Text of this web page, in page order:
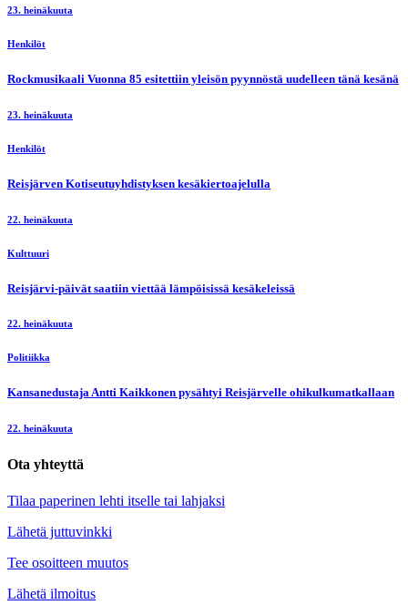
23. heinäkuuta
Henkilöt
Rockmusikaali Vuonna 85 esitettiin yleisön pyynnöstä uudelleen tänä kesänä
23. heinäkuuta
Henkilöt
Reisjärven Kotiseutuyhdistyksen kesäkiertoajelulla
22. heinäkuuta
Kulttuuri
Reisjärvi-päivät saatiin viettää lämpöisissä kesäkeleissä
22. heinäkuuta
Politiikka
Kansanedustaja Antti Kaikkonen pysähtyi Reisjärvelle ohikulkumatkallaan
22. heinäkuuta
Ota yhteyttä
Tilaa paperinen lehti itselle tai lahjaksi
Lähetä juttuvinkki
Tee osoitteen muutos
Lähetä ilmoitus